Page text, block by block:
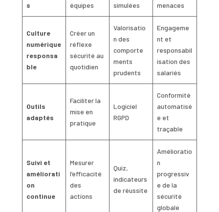
s
équipes
simulées
menaces
Culture
numérique
responsa
ble
Créer un
réflexe
sécurité au
quotidien
Valorisatio
n des
comporte
ments
prudents
Engageme
nt et
responsabil
isation des
salariés
Outils
adaptés
Faciliter la
mise en
pratique
Logiciel
RGPD
Conformité
automatisé
e et
traçable
Suivi et
améliorati
on
continue
Mesurer
l’efficacité
des
actions
Quiz,
indicateurs
de réussite
Amélioratio
n
progressiv
e de la
sécurité
globale